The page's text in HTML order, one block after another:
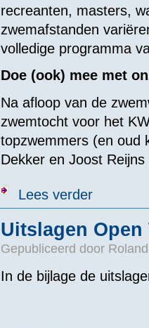
recreanten, masters,
zwemafstanden
volledige programma
Doe (ook) mee met
Na afloop van de
zwemtocht voor het
topzwemmers (en oud
Dekker en Joost
Lees verderover Arethusa
Uitslagen Open
Gepubliceerd door
In de bijlage de